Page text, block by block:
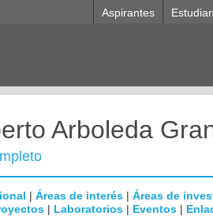
Aspirantes
Arboleda
| Áreas de interés | Áreas de
| Laboratorios | Eventos |